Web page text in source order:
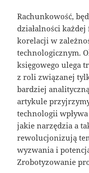
Rachunkowość,
działalności
korelacji w
technologicznym.
księgowego ulega
z roli związanej
bardziej
artykule
technologii
jakie narzędzia a
rewolucjonizują
wyzwania i
Zrobotyzowanie